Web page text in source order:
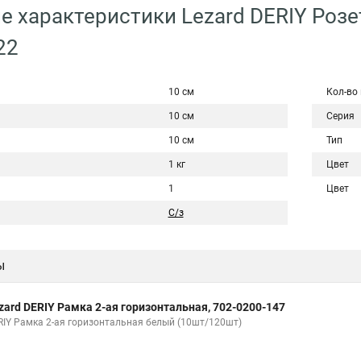
характеристики Lezard DERIY
10 см
10 см
10 см
1 кг
1
С/з
Кол-во
Серия
Тип
Цвет
Цвет
DERIY Рамка 2-ая горизонтальная, 702-0200-147
Рамка 2-ая горизонтальная белый (10шт/120шт)